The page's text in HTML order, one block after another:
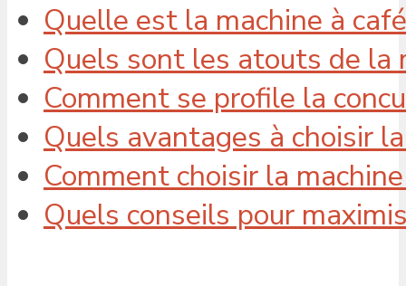
Quelle est la machine à
Quels sont les atouts de la
Comment se profile la
Quels avantages à choisir
Comment choisir la
Quels conseils pour